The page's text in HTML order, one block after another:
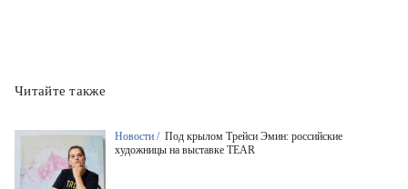
Читайте также
Новости / Под крылом Трейси Эмин: российские
художницы на выставке TEAR